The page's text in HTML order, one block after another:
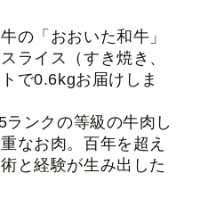
の「おおいた和牛」
ライス（すき焼き、
で0.6kgお届けしま
ランクの等級の牛肉し
なお肉。百年を超え
と経験が生み出した